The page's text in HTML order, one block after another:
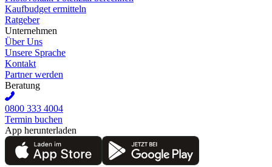
Kaufbudget ermitteln
Ratgeber
Unternehmen
Über Uns
Unsere Sprache
Kontakt
Partner werden
Beratung
0800 333 4004
Termin buchen
App herunterladen